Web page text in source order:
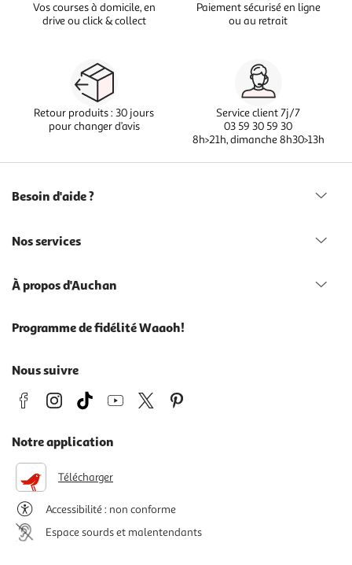
Vos courses à domicile, en
drive ou click & collect
Paiement sécurisé en ligne
ou au retrait
Retour produits : 30 jours
pour changer d’avis
Service client 7j/7
03 59 30 59 30
8h>21h, dimanche 8h30>13h
Besoin d'aide ?
Nos services
À propos d'Auchan
Programme de fidélité Waaoh!
Nous suivre
Notre application
Télécharger
Accessibilité : non conforme
Espace sourds et malentendants